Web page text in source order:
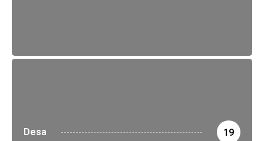
Desa 19